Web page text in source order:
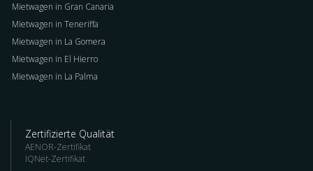
Mietwagen in Gran Canaria
Mietwagen in Teneriffa
Mietwagen in La Gomera
Mietwagen in El Hierro
Mietwagen in La Palma
Zertifizierte Qualität
AENOR-Zertifikat
IQNet-Zertifikat